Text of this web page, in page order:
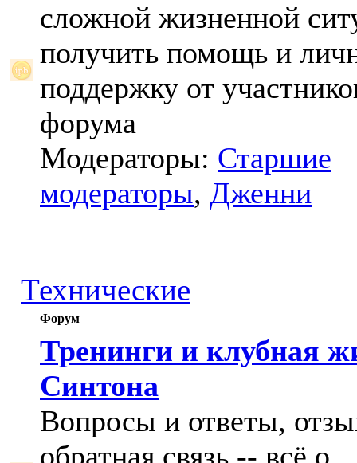
сложной жизненной
получить помощь и
поддержку от
форума
Модераторы: Старшие
модераторы, Дженни
Технические
Форум
Тренинги и клубная
Синтона
Вопросы и ответы,
обратная связь -- всё о